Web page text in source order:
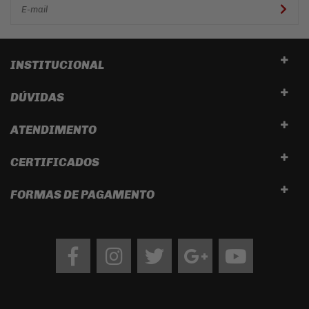
INSTITUCIONAL
DÚVIDAS
ATENDIMENTO
CERTIFICADOS
FORMAS DE PAGAMENTO
FacebookInstagram twitter googleYoutube